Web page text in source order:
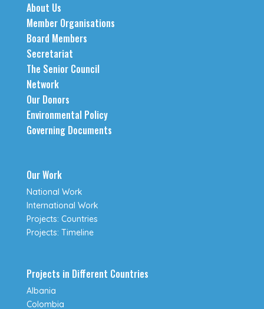
About Us
Member Organisations
Board Members
Secretariat
The Senior Council
Network
Our Donors
Environmental Policy
Governing Documents
Our Work
National Work
International Work
Projects: Countries
Projects: Timeline
Projects in Different Countries
Albania
Colombia